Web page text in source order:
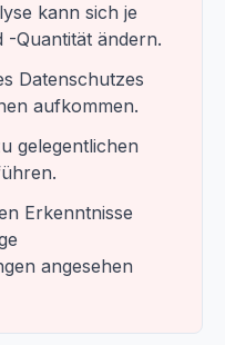
kann sich je
-Quantität ändern.
Datenschutzes
aufkommen.
gelegentlichen
Erkenntnisse
angesehen